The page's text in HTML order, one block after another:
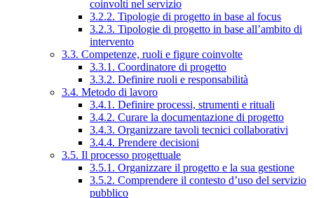
coinvolti nel servizio
3.2.2. Tipologie di progetto in base al focus
3.2.3. Tipologie di progetto in base all’ambito di
intervento
3.3. Competenze, ruoli e figure coinvolte
3.3.1. Coordinatore di progetto
3.3.2. Definire ruoli e responsabilità
3.4. Metodo di lavoro
3.4.1. Definire processi, strumenti e rituali
3.4.2. Curare la documentazione di progetto
3.4.3. Organizzare tavoli tecnici collaborativi
3.4.4. Prendere decisioni
3.5. Il processo progettuale
3.5.1. Organizzare il progetto e la sua gestione
3.5.2. Comprendere il contesto d’uso del servizio
pubblico